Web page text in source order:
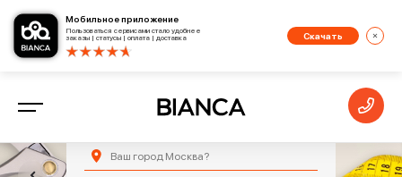
Мобильное приложение
Пользоваться сервисами стало удобнее
заказы | статусы | оплата | доставка
Скачать
Ваш город Москва?